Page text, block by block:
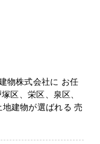
物株式会社に お任
、栄区、泉区、
建物が選ばれる 売